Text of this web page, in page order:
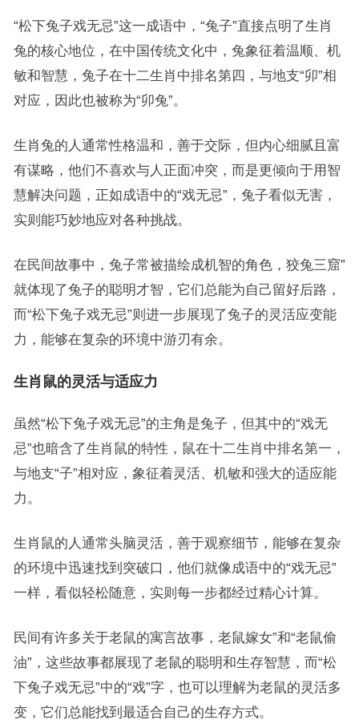
“松下兔子戏无忌”这一成语中，“兔子”直接点明了生肖
兔的核心地位，在中国传统文化中，兔象征着温顺、机
敏和智慧，兔子在十二生肖中排名第四，与地支“卯”相
对应，因此也被称为“卯兔”。
生肖兔的人通常性格温和，善于交际，但内心细腻且富
有谋略，他们不喜欢与人正面冲突，而是更倾向于用智
慧解决问题，正如成语中的“戏无忌”，兔子看似无害，
实则能巧妙地应对各种挑战。
在民间故事中，兔子常被描绘成机智的角色，狡兔三窟”
就体现了兔子的聪明才智，它们总能为自己留好后路，
而“松下兔子戏无忌”则进一步展现了兔子的灵活应变能
力，能够在复杂的环境中游刃有余。
生肖鼠的灵活与适应力
虽然“松下兔子戏无忌”的主角是兔子，但其中的“戏无
忌”也暗含了生肖鼠的特性，鼠在十二生肖中排名第一，
与地支“子”相对应，象征着灵活、机敏和强大的适应能
力。
生肖鼠的人通常头脑灵活，善于观察细节，能够在复杂
的环境中迅速找到突破口，他们就像成语中的“戏无忌”
一样，看似轻松随意，实则每一步都经过精心计算。
民间有许多关于老鼠的寓言故事，老鼠嫁女”和“老鼠偷
油”，这些故事都展现了老鼠的聪明和生存智慧，而“松
下兔子戏无忌”中的“戏”字，也可以理解为老鼠的灵活多
变，它们总能找到最适合自己的生存方式。